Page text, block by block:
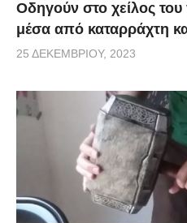
Οδηγούν στο χείλος
μέσα από καταρράχτη
25 ΔΕΚΕΜΒΡΊΟΥ, 2023